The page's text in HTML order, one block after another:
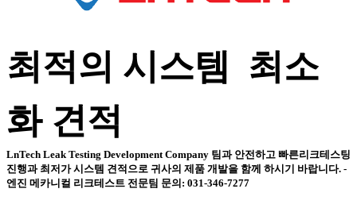
최적의 시스템 최소
화 견적
LnTech Leak Testing Development Company 팀과 안전하고 빠른리크테스팅
진행과 최저가 시스템 견적으로 귀사의 제품 개발을 함께 하시기 바랍니다. -
엔진 메카니컬 리크테스트 전문팀 문의: 031-346-7277